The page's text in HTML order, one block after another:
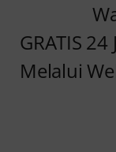
GRATIS
Melalui